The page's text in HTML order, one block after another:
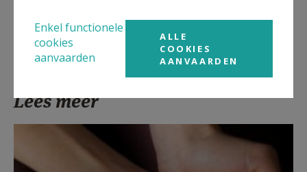
Lees meer
Enkel functionele
cookies
aanvaarden
ALLE
COOKIES
AANVAARDEN